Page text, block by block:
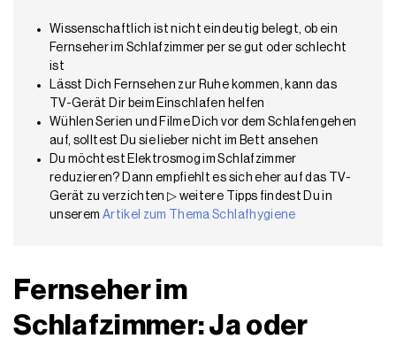
Wissenschaftlich ist nicht eindeutig belegt, ob ein
Fernseher im Schlafzimmer per se gut oder schlecht
ist
Lässt Dich Fernsehen zur Ruhe kommen, kann das
TV-Gerät Dir beim Einschlafen helfen
Wühlen Serien und Filme Dich vor dem Schlafengehen
auf, solltest Du sie lieber nicht im Bett ansehen
Du möchtest Elektrosmog im Schlafzimmer
reduzieren? Dann empfiehlt es sich eher auf das TV-
Gerät zu verzichten ▷ weitere Tipps findest Du in
unserem Artikel zum Thema Schlafhygiene
Fernseher im
Schlafzimmer: Ja oder